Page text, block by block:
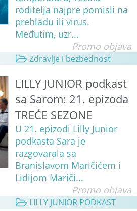
roditelja najpre pomisli na
prehladu ili virus.
Međutim, uzr...
Promo objava
Zdravlje i bezbednost
LILLY JUNIOR podkast
sa Sarom: 21. epizoda
TREĆE SEZONE
U 21. epizodi Lilly Junior
podkasta Sara je
razgovarala sa
Branislavom Maričićem i
Lidijom Mariči...
Promo objava
LILLY JUNIOR PODKAST